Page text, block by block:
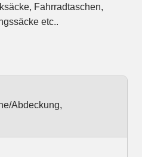
Fahrradtaschen,
etc..
Abdeckung,